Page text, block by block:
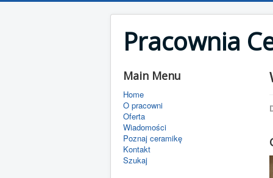
Pracownia
Main Menu
Home
O pracowni
Oferta
Wiadomości
Poznaj ceramikę
Kontakt
Szukaj